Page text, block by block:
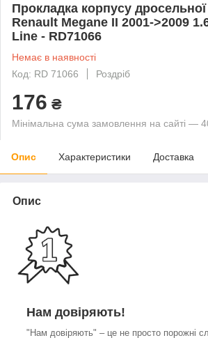
Прокладка корпусу дросельної
Renault Megane II 2001->2009
Line - RD71066
Немає в наявності
Код: RD 71066
Роздріб
176 ₴
Мінімальна сума замовлення на сайті —
Опис Характеристики Доставка
Опис
Нам довіряють!
"Нам довіряють" – це не просто порожні